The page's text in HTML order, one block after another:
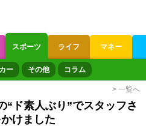
スポーツ ライフ マネー
ス
ー その他 コラム
> 一覧へ
“ド素人ぶり”でスタッフさ
けました